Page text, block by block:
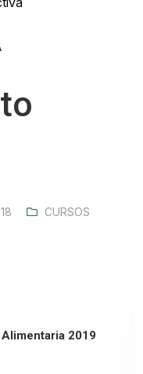
CURSOS
2019